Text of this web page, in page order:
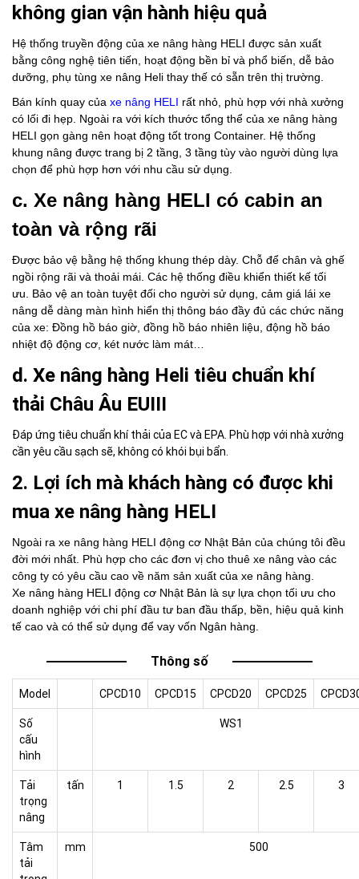
không gian vận hành hiệu quả
Hệ thống truyền động của xe nâng hàng HELI được sản xuất
bằng công nghệ tiên tiến, hoạt động bền bỉ và phổ biến, dễ bảo
dưỡng, phụ tùng xe nâng Heli thay thế có sẵn trên thị trường.
Bán kính quay của xe nâng HELI rất nhỏ, phù hợp với nhà xưởng
có lối đi hẹp. Ngoài ra với kích thước tổng thể của xe nâng hàng
HELI gọn gàng nên hoạt động tốt trong Container. Hệ thống
khung nâng được trang bị 2 tầng, 3 tầng tùy vào người dùng lựa
chọn để phù hợp hơn với nhu cầu sử dụng.
c. Xe nâng hàng HELI có cabin an
toàn và rộng rãi
Được bảo vệ bằng hệ thống khung thép dày. Chỗ để chân và ghế
ngồi rộng rãi và thoải mái. Các hệ thống điều khiển thiết kế tối
ưu. Bảo vệ an toàn tuyệt đối cho người sử dụng, cảm giá lái xe
nâng dễ dàng màn hình hiển thị thông báo đầy đủ các chức năng
của xe: Đồng hồ báo giờ, đồng hồ báo nhiên liệu, động hồ báo
nhiệt độ động cơ, két nước làm mát…
d. Xe nâng hàng Heli tiêu chuẩn khí
thải Châu Âu EUIII
Đáp ứng tiêu chuẩn khí thải của EC và EPA. Phù hợp với nhà xưởng
cần yêu cầu sạch sẽ, không có khói bụi bẩn.
2. Lợi ích mà khách hàng có được khi
mua xe nâng hàng HELI
Ngoài ra xe nâng hàng HELI động cơ Nhật Bản của chúng tôi đều
đời mới nhất. Phù hợp cho các đơn vị cho thuê xe nâng vào các
công ty có yêu cầu cao về năm sản xuất của xe nâng hàng.
Xe nâng hàng HELI động cơ Nhật Bản là sự lựa chọn tối ưu cho
doanh nghiệp với chi phí đầu tư ban đầu thấp, bền, hiệu quả kinh
tế cao và có thể sử dụng để vay vốn Ngân hàng.
Thông số
Model CPCD10 CPCD15 CPCD20 CPCD25
Số
cấu
hình
WS1
Tải
trọng
nâng
tấn 1 1.5 2 2.5 3
Tâm
tải
mm 500